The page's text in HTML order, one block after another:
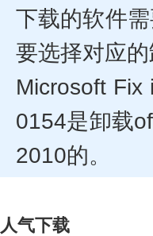
下载的软件
要选择对应
Microsoft
0154是卸载
2010的。
人气下载